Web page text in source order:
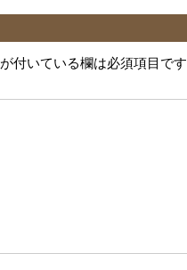
が付いている欄は必須項目です